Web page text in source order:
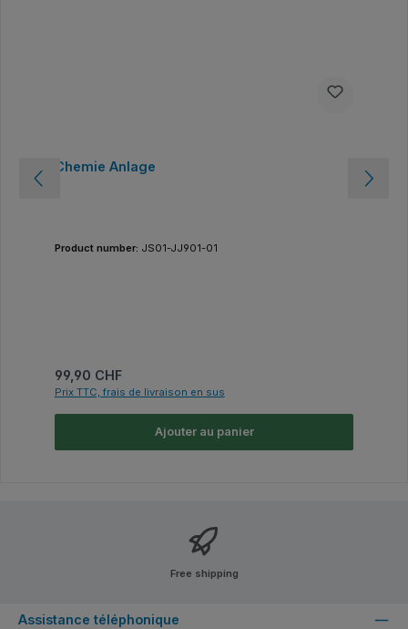
Chemie Anlage
Product number: JS01-JJ901-01
Prix régulier :
99,90 CHF
Prix TTC, frais de livraison en sus
Ajouter au panier
Free shipping
Assistance téléphonique